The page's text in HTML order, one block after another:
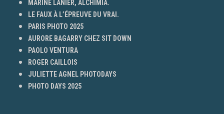
MARINE LANIER, ALCHIMIA.
LE FAUX À L’ÉPREUVE DU VRAI.
PARIS PHOTO 2025
AURORE BAGARRY CHEZ SIT DOWN
PAOLO VENTURA
ROGER CAILLOIS
JULIETTE AGNEL PHOTODAYS
PHOTO DAYS 2025